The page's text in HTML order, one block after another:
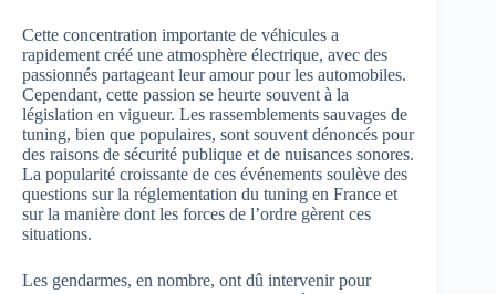
Cette concentration importante de véhicules a
rapidement créé une atmosphère électrique, avec des
passionnés partageant leur amour pour les automobiles.
Cependant, cette passion se heurte souvent à la
législation en vigueur. Les rassemblements sauvages de
tuning, bien que populaires, sont souvent dénoncés pour
des raisons de sécurité publique et de nuisances sonores.
La popularité croissante de ces événements soulève des
questions sur la réglementation du tuning en France et
sur la manière dont les forces de l’ordre gèrent ces
situations.
Les gendarmes, en nombre, ont dû intervenir pour